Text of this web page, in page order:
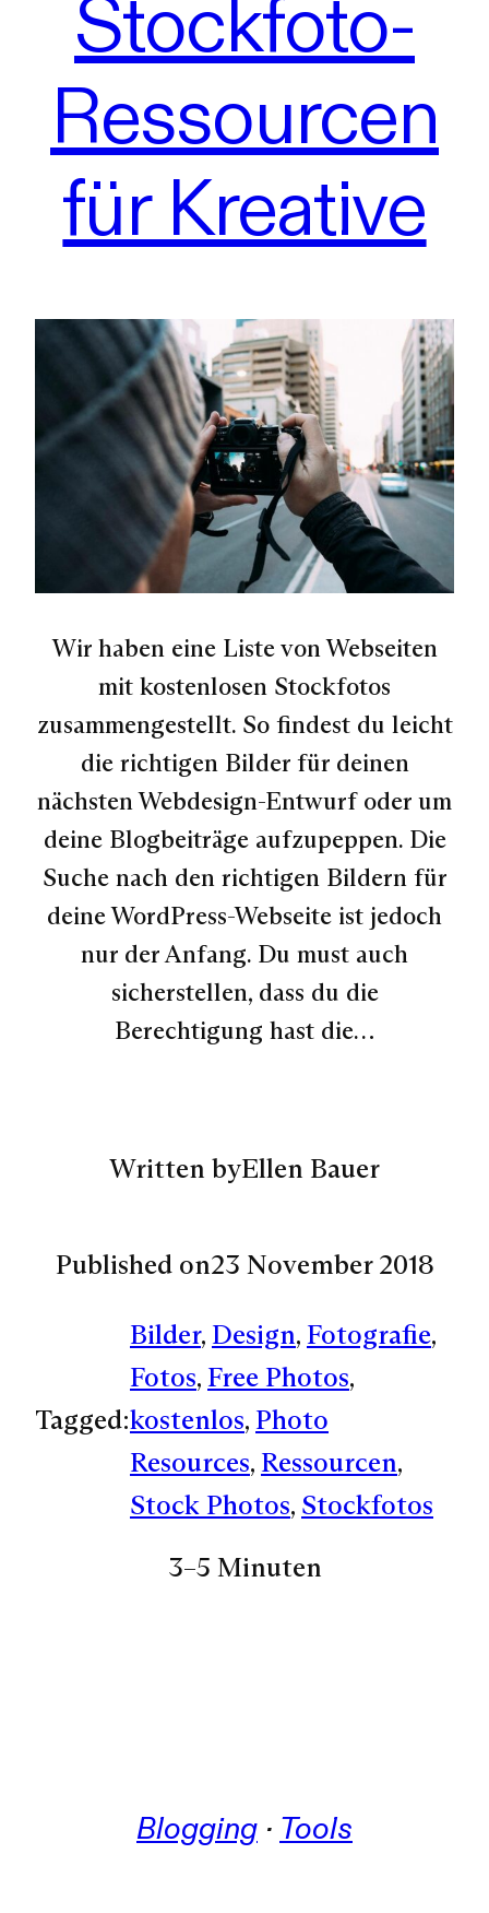
Stockfoto-
Ressourcen
für Kreative
Wir haben eine Liste von Webseiten
mit kostenlosen Stockfotos
zusammengestellt. So findest du leicht
die richtigen Bilder für deinen
nächsten Webdesign-Entwurf oder um
deine Blogbeiträge aufzupeppen. Die
Suche nach den richtigen Bildern für
deine WordPress-Webseite ist jedoch
nur der Anfang. Du must auch
sicherstellen, dass du die
Berechtigung hast die…
Written byEllen Bauer
Published on23 November 2018
Tagged:
Bilder, Design, Fotografie
Fotos, Free Photos
kostenlos, Photo
Resources, Ressourcen
Stock Photos, Stockfotos
3–5 Minuten
Blogging · Tools